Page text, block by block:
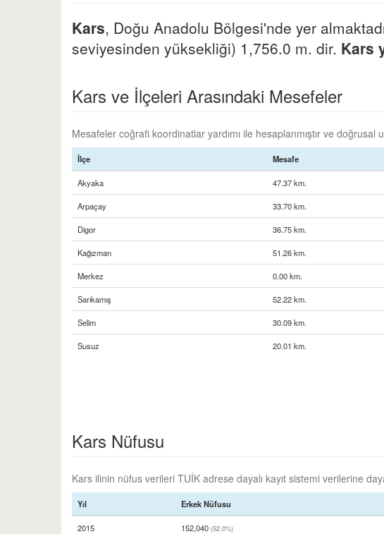
Kars, Doğu Anadolu Bölgesi'nde yer
seviyesinden yüksekliği) 1,756.0 m. dir. Kars
Kars ve İlçeleri Arasındaki Mesefeler
Mesafeler coğrafi koordinatlar yardımı ile hesaplanmıştır ve doğrusal
İlçe Mesafe
Akyaka 47.37 km.
Arpaçay 33.70 km.
Digor 36.75 km.
Kağızman 51.26 km.
Merkez 0.00 km.
Sarıkamış 52.22 km.
Selim 30.09 km.
Susuz 20.01 km.
Kars Nüfusu
Kars ilinin nüfus verileri TUİK adrese dayalı kayıt sistemi verilerine
Yıl Erkek Nüfusu
2015 152,040 (52.0%)